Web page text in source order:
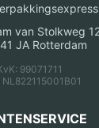
van Stolkweg
JA Rotterdam
99071711
NL822115001B01